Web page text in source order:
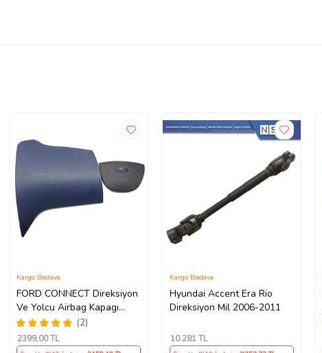
FORD CONNECT Direksiyon
Ve Yolcu Airbag Kapagı
Takım (2009-2014) İthal
Üretim
(2)
Kargo Bedava
2399,00 TL
Hyundai Accent Era Rio
Direksiyon Mil 2006-2011
Kargo Bedava
10.281TL